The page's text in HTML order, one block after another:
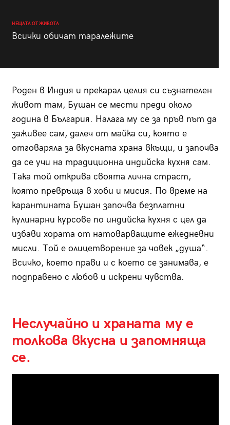
НЕЩАТА ОТ ЖИВОТА
Всички обичат таралежите
Роден в Индия и прекарал целия си съзнателен
живот там, Бушан се мести преди около
година в България. Налага му се за пръв път да
заживее сам, далеч от майка си, която е
отговаряла за вкусната храна вкъщи, и започва
да се учи на традиционна индийска кухня сам.
Така той открива своята лична страст,
която превръща в хоби и мисия. По време на
карантината Бушан започва безплатни
кулинарни курсове по индийска кухня с цел да
избави хората от натоварващите ежедневни
мисли. Той е олицетворение за човек „душа“.
Всичко, което прави и с което се занимава, е
подправено с любов и искрени чувства.
Неслучайно и храната му е
толкова вкусна и запомняща
се.